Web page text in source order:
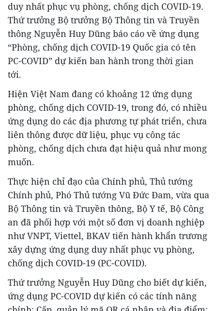
duy nhất phục vụ phòng, chống dịch COVID-19.
Thứ trưởng Bộ trưởng Bộ Thông tin và Truyền
thông Nguyễn Huy Dũng báo cáo về ứng dụng
“Phòng, chống dịch COVID-19 Quốc gia có tên
PC-COVID” dự kiến ban hành trong thời gian
tới.
Hiện Việt Nam đang có khoảng 12 ứng dụng
phòng, chống dịch COVID-19, trong đó, có nhiều
ứng dụng do các địa phương tự phát triển, chưa
liên thông được dữ liệu, phục vụ công tác
phòng, chống dịch chưa đạt hiệu quả như mong
muốn.
Thực hiện chỉ đạo của Chính phủ, Thủ tướng
Chính phủ, Phó Thủ tướng Vũ Đức Đam, vừa qua
Bộ Thông tin và Truyền thông, Bộ Y tế, Bộ Công
an đã phối hợp với một số đơn vị doanh nghiệp
như VNPT, Viettel, BKAV tiến hành khẩn trương
xây dựng ứng dụng duy nhất phục vụ phòng,
chống dịch COVID-19 (PC-COVID).
Thứ trưởng Nguyễn Huy Dũng cho biết dự kiến,
ứng dụng PC-COVID dự kiến có các tính năng